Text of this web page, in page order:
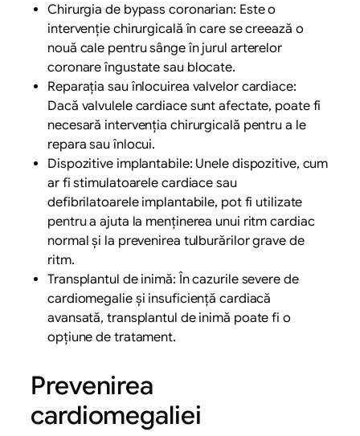
Chirurgia de bypass coronarian: Este o
intervenție chirurgicală în care se creează o
nouă cale pentru sânge în jurul arterelor
coronare îngustate sau blocate.
Reparația sau înlocuirea valvelor cardiace:
Dacă valvulele cardiace sunt afectate, poate fi
necesară intervenția chirurgicală pentru a le
repara sau înlocui.
Dispozitive implantabile: Unele dispozitive, cum
ar fi stimulatoarele cardiace sau
defibrilatoarele implantabile, pot fi utilizate
pentru a ajuta la menținerea unui ritm cardiac
normal și la prevenirea tulburărilor grave de
ritm.
Transplantul de inimă: În cazurile severe de
cardiomegalie și insuficiență cardiacă
avansată, transplantul de inimă poate fi o
opțiune de tratament.
Prevenirea
cardiomegaliei